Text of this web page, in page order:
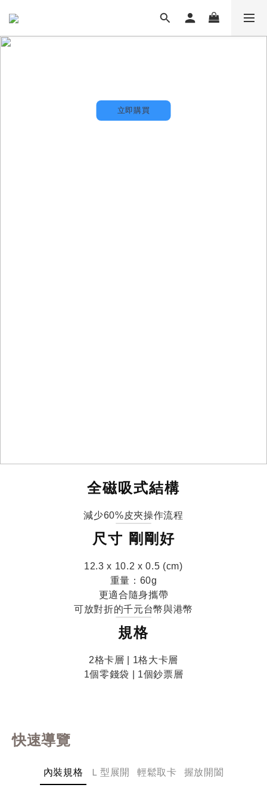
立即購買
全磁吸式結構
減少60%皮夾操作流程
尺寸 剛剛好
12.3 x 10.2 x 0.5 (cm)
重量：60g
更適合隨身攜帶
可放對折的千元台幣與港幣
規格
2格卡層 | 1格大卡層
1個零錢袋 | 1個鈔票層
快速導覽
內裝規格 Ｌ型展開 輕鬆取卡 握放開闔